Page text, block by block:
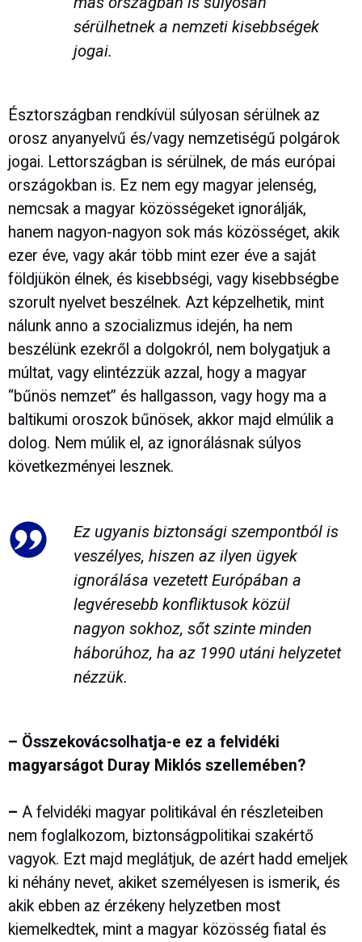
sérülhetnek a nemzeti kisebbségek
jogai.
Észtországban rendkívül súlyosan sérülnek az
orosz anyanyelvű és/vagy nemzetiségű polgárok
jogai. Lettországban is sérülnek, de más európai
országokban is. Ez nem egy magyar jelenség,
nemcsak a magyar közösségeket ignorálják,
hanem nagyon-nagyon sok más közösséget, akik
ezer éve, vagy akár több mint ezer éve a saját
földjükön élnek, és kisebbségi, vagy kisebbségbe
szorult nyelvet beszélnek. Azt képzelhetik, mint
nálunk anno a szocializmus idején, ha nem
beszélünk ezekről a dolgokról, nem bolygatjuk a
múltat, vagy elintézzük azzal, hogy a magyar
“bűnös nemzet” és hallgasson, vagy hogy ma a
baltikumi oroszok bűnösek, akkor majd elmúlik a
dolog. Nem múlik el, az ignorálásnak súlyos
következményei lesznek.
Ez ugyanis biztonsági szempontból is
veszélyes, hiszen az ilyen ügyek
ignorálása vezetett Európában a
legvéresebb konfliktusok közül
nagyon sokhoz, sőt szinte minden
háborúhoz, ha az 1990 utáni helyzetet
nézzük.
– Összekovácsolhatja-e ez a felvidéki
magyarságot Duray Miklós szellemében?
– A felvidéki magyar politikával én részleteiben
nem foglalkozom, biztonságpolitikai szakértő
vagyok. Ezt majd meglátjuk, de azért hadd emeljek
ki néhány nevet, akiket személyesen is ismerik, és
akik ebben az érzékeny helyzetben most
kiemelkedtek, mint a magyar közösség fiatal és